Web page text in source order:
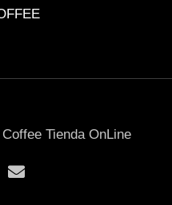
Tienda OnLine